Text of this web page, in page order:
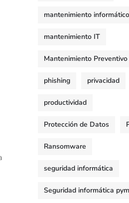
mantenimiento informático
mantenimiento IT
Mantenimiento Preventivo
phishing privacidad
productividad
Protección de Datos
Ransomware
seguridad informática
Seguridad informática